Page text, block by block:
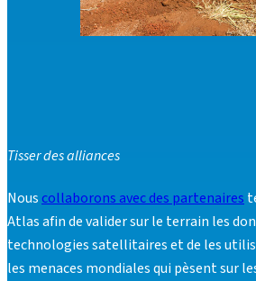
Tisser des alliances
Nouscollaborons avec des partenaires
Atlas afin de valider sur le terrain les
technologies satellitaires et de les
les menaces mondiales qui pèsent sur